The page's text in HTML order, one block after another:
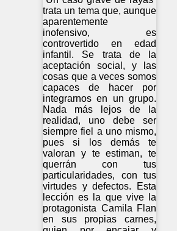
trata un tema que, aunque
aparentemente
inofensivo, es
controvertido en edad
infantil. Se trata de la
aceptación social, y las
cosas que a veces somos
capaces de hacer por
integrarnos en un grupo.
Nada más lejos de la
realidad, uno debe ser
siempre fiel a uno mismo,
pues si los demás te
valoran y te estiman, te
querrán con tus
particularidades, con tus
virtudes y defectos. Esta
lección es la que vive la
protagonista Camila Flan
en sus propias carnes,